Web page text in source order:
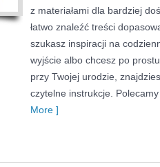
z materiałami dla bardziej
łatwo znaleźć treści
szukasz inspiracji na
wyjście albo chcesz po
przy Twojej urodzie,
czytelne instrukcje. Polecamy
More ]